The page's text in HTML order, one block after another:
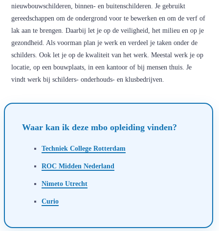
nieuwbouwschilderen, binnen- en buitenschilderen. Je gebruikt
gereedschappen om de ondergrond voor te bewerken en om de verf of
lak aan te brengen. Daarbij let je op de veiligheid, het milieu en op je
gezondheid. Als voorman plan je werk en verdeel je taken onder de
schilders. Ook let je op de kwaliteit van het werk. Meestal werk je op
locatie, op een bouwplaats, in een kantoor of bij mensen thuis. Je
vindt werk bij schilders- onderhouds- en klusbedrijven.
Waar kan ik deze mbo opleiding vinden?
Techniek College Rotterdam
ROC Midden Nederland
Nimeto Utrecht
Curio